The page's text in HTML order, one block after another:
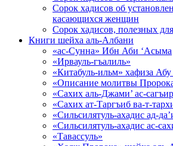
Сорок хадисов об
касающихся женщин
Сорок хадисов, полезных
Книги шейха аль-Албани
«ас-Сунна» Ибн Аби ‘Асыма
«Ирвауль-гъалиль»
«Китабуль-ильм» хафиза
«Описание молитвы
«Сахих аль-Джами’ ас-
«Сахих ат-Таргъиб ва-т-
«Сильсилятуль-ахадис ад-
«Сильсилятуль-ахадис ас-
«Тавассуль»